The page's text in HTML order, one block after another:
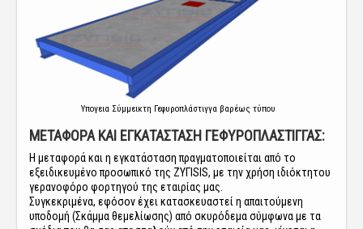
Υπογεια Σύμμεικτη Γεφυροπλάστιγγα βαρέως τύπου
ΜΕΤΑΦΟΡΑ ΚΑΙ ΕΓΚΑΤΑΣΤΑΣΗ ΓΕΦΥΡΟΠΛΑΣΤΙΓΓΑΣ:
Η μεταφορά και η εγκατάσταση πραγματοποιείται από το
εξειδικευμένο προσωπικό της ΖΥΓISIS, με την χρήση ιδιόκτητου
γερανοφόρο φορτηγού της εταιρίας μας.
Συγκεκριμένα, εφόσον έχει κατασκευαστεί η απαιτούμενη
υποδομή (Σκάμμα θεμελίωσης) από σκυρόδεμα σύμφωνα με τα